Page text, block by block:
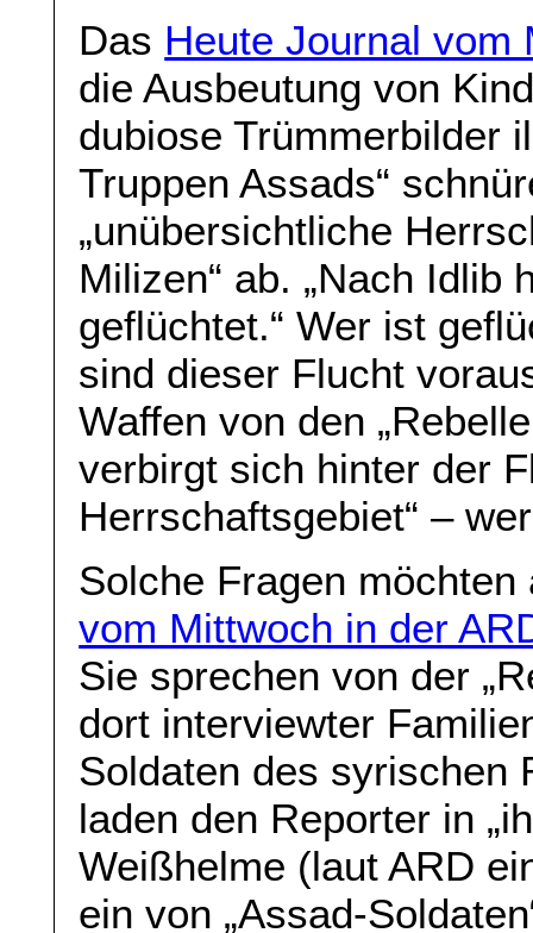
Das Heute Journal vom
die Ausbeutung von
dubiose Trümmerbilder
Truppen Assads“
„unübersichtliche
Milizen“ ab. „Nach Idlib
geflüchtet.“ Wer ist
sind dieser Flucht
Waffen von den
verbirgt sich hinter der
Herrschaftsgebiet“ –
Solche Fragen
vom Mittwoch in der
Sie sprechen von der
dort interviewter
Soldaten des syrischen
laden den Reporter in
Weißhelme (laut ARD
ein von „Assad-